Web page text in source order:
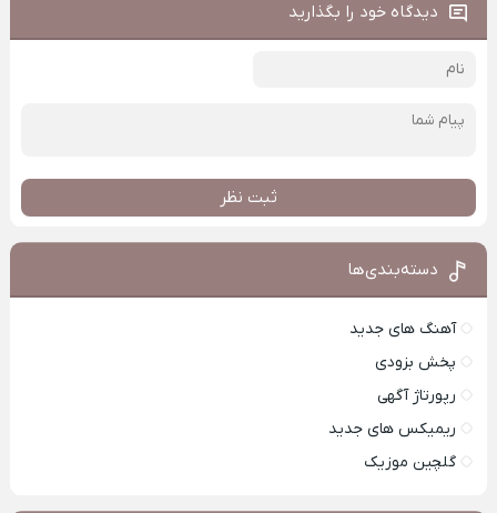
دیدگاه خود را بگذارید
ثبت نظر
دسته‌بندی‌ها
آهنگ های جدید
پخش بزودی
رپورتاژ آگهی
ریمیکس های جدید
گلچین موزیک